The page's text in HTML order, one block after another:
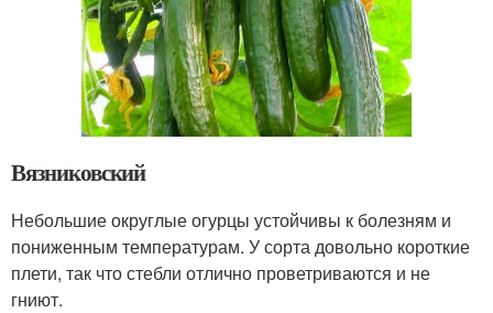
Вязниковский
Небольшие округлые огурцы устойчивы к болезням и
пониженным температурам. У сорта довольно короткие
плети, так что стебли отлично проветриваются и не
гниют.